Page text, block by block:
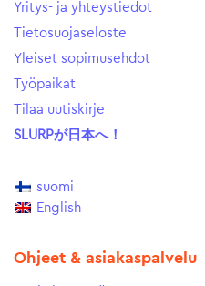
Yritys- ja yhteystiedot
Tietosuojaseloste
Yleiset sopimusehdot
Työpaikat
Tilaa uutiskirje
SLURPが日本へ！
suomi
English
Ohjeet & asiakaspalvelu